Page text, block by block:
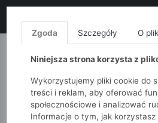
MONNARI QUIOSQUE
Zgoda Szczegóły O
Niniejsza strona korzysta z
Wykorzystujemy pliki cookie do
treści i reklam, aby oferować
społecznościowe i analizować
Informacje o tym, jak